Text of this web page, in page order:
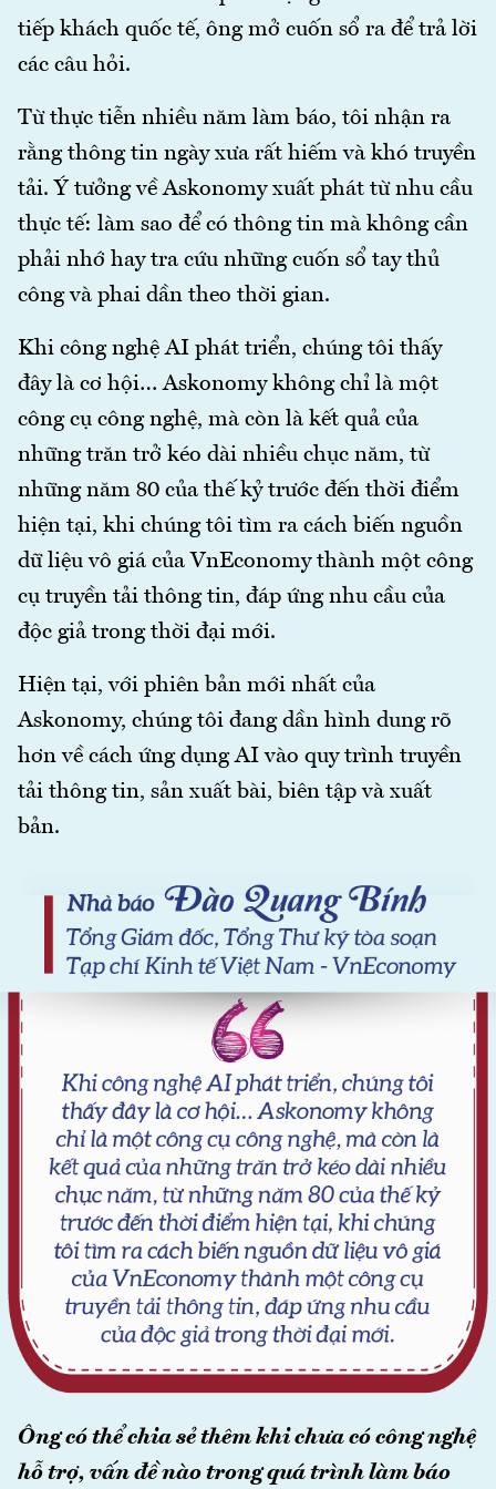
tiếp khách quốc tế, ông mở cuốn sổ ra để trả lời
các câu hỏi.
Từ thực tiễn nhiều năm làm báo, tôi nhận ra
rằng thông tin ngày xưa rất hiếm và khó truyền
tải. Ý tưởng về Askonomy xuất phát từ nhu cầu
thực tế: làm sao để có thông tin mà không cần
phải nhớ hay tra cứu những cuốn sổ tay thủ
công và phai dần theo thời gian.
Khi công nghệ AI phát triển, chúng tôi thấy
đây là cơ hội… Askonomy không chỉ là một
công cụ công nghệ, mà còn là kết quả của
những trăn trở kéo dài nhiều chục năm, từ
những năm 80 của thế kỷ trước đến thời điểm
hiện tại, khi chúng tôi tìm ra cách biến nguồn
dữ liệu vô giá của VnEconomy thành một công
cụ truyền tải thông tin, đáp ứng nhu cầu của
độc giả trong thời đại mới.
Hiện tại, với phiên bản mới nhất của
Askonomy, chúng tôi đang dần hình dung rõ
hơn về cách ứng dụng AI vào quy trình truyền
tải thông tin, sản xuất bài, biên tập và xuất
bản.
Ông có thể chia sẻ thêm khi chưa có công nghệ
hỗ trợ, vấn đề nào trong quá trình làm báo